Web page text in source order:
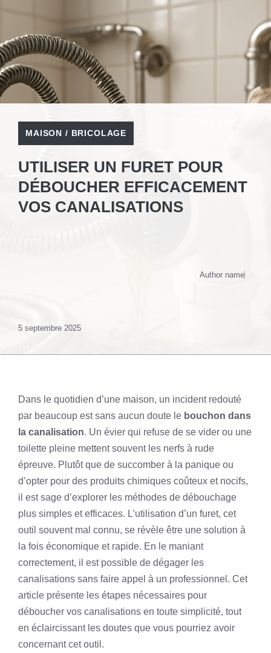
MAISON / BRICOLAGE
UTILISER UN FURET POUR
DÉBOUCHER EFFICACEMENT
VOS CANALISATIONS
Author name
5 septembre 2025
Dans le quotidien d’une maison, un incident redouté
par beaucoup est sans aucun doute le bouchon dans
la canalisation. Un évier qui refuse de se vider ou une
toilette pleine mettent souvent les nerfs à rude
épreuve. Plutôt que de succomber à la panique ou
d’opter pour des produits chimiques coûteux et nocifs,
il est sage d’explorer les méthodes de débouchage
plus simples et efficaces. L’utilisation d’un furet, cet
outil souvent mal connu, se révèle être une solution à
la fois économique et rapide. En le maniant
correctement, il est possible de dégager les
canalisations sans faire appel à un professionnel. Cet
article présente les étapes nécessaires pour
déboucher vos canalisations en toute simplicité, tout
en éclaircissant les doutes que vous pourriez avoir
concernant cet outil.